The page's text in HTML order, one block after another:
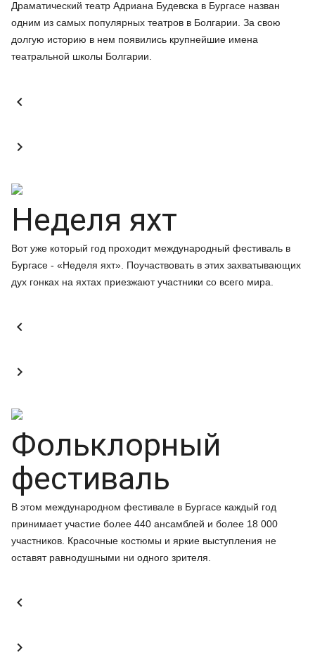
Драматический театр Адриана Будевска в Бургасе назван
одним из самых популярных театров в Болгарии. За свою
долгую историю в нем появились крупнейшие имена
театральной школы Болгарии.


Неделя яхт
Вот уже который год проходит международный фестиваль в
Бургасе - «Неделя яхт». Поучаствовать в этих захватывающих
дух гонках на яхтах приезжают участники со всего мира.


Фольклорный
фестиваль
В этом международном фестивале в Бургасе каждый год
принимает участие более 440 ансамблей и более 18 000
участников. Красочные костюмы и яркие выступления не
оставят равнодушными ни одного зрителя.

